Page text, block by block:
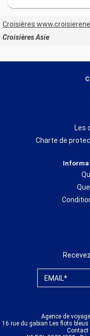
Croisières
Croisières Asie
Les
Charte de
EMAIL*
Agence de
16 rue du gabian Les flots
Contact